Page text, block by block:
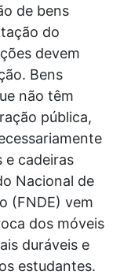
de bens
do
devem
Bens
não têm
pública,
e cadeiras
Nacional de
(FNDE) vem
dos móveis
duráveis e
estudantes.